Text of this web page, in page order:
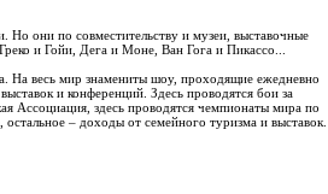
Но они по совместительству и музеи, выставочные
и Гойи, Дега и Моне, Ван Гога и Пикассо...
На весь мир знамениты шоу, проходящие ежедневно
и конференций. Здесь проводятся бои за
Ассоциация, здесь проводятся чемпионаты мира по
– доходы от семейного туризма и выставок.